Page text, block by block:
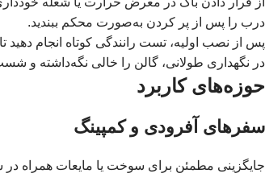
درب را پس از پر کردن به‌صورت محکم ببندید.
پس از نصب اولیه، تست رانندگی کوتاه انجام دهید
در نگهداری طولانی، گالن را خالی نگه‌داشته و
حوزه‌های کاربرد
سفرهای آفرودی و کمپینگ
جایگزینی مطمئن برای سوخت یا مایعات همراه